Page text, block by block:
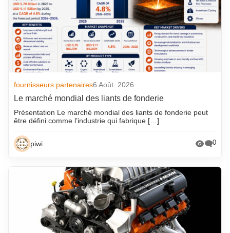
fournisseurs partenaires6 Août. 2026
Le marché mondial des liants de fonderie
Présentation Le marché mondial des liants de fonderie peut
être défini comme l’industrie qui fabrique […]
piwi 0